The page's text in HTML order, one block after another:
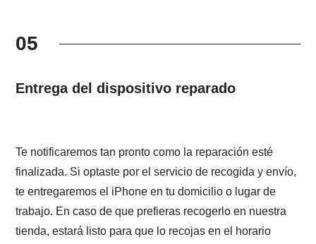
05
Entrega del dispositivo reparado
Te notificaremos tan pronto como la reparación esté
finalizada. Si optaste por el servicio de recogida y envío,
te entregaremos el iPhone en tu domicilio o lugar de
trabajo. En caso de que prefieras recogerlo en nuestra
tienda, estará listo para que lo recojas en el horario